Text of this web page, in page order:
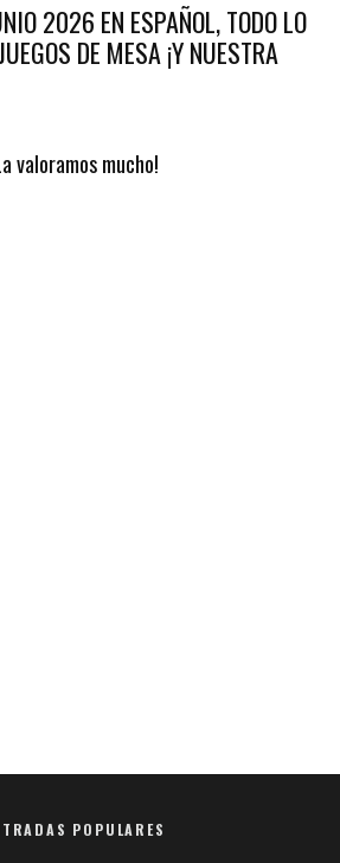
2026 EN ESPAÑOL, TODO LO
DE MESA ¡Y NUESTRA
valoramos mucho!
POPULARES